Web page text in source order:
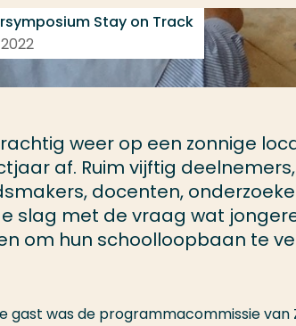
Stay on Track
weer op een zonnige
af. Ruim vijftig
docenten,
slag met de vraag wat
om hun schoolloopbaan te
gast was de programmacommissie van